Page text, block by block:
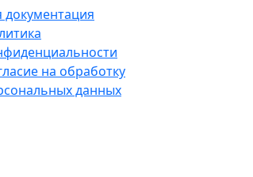
документация
на обработку
данных